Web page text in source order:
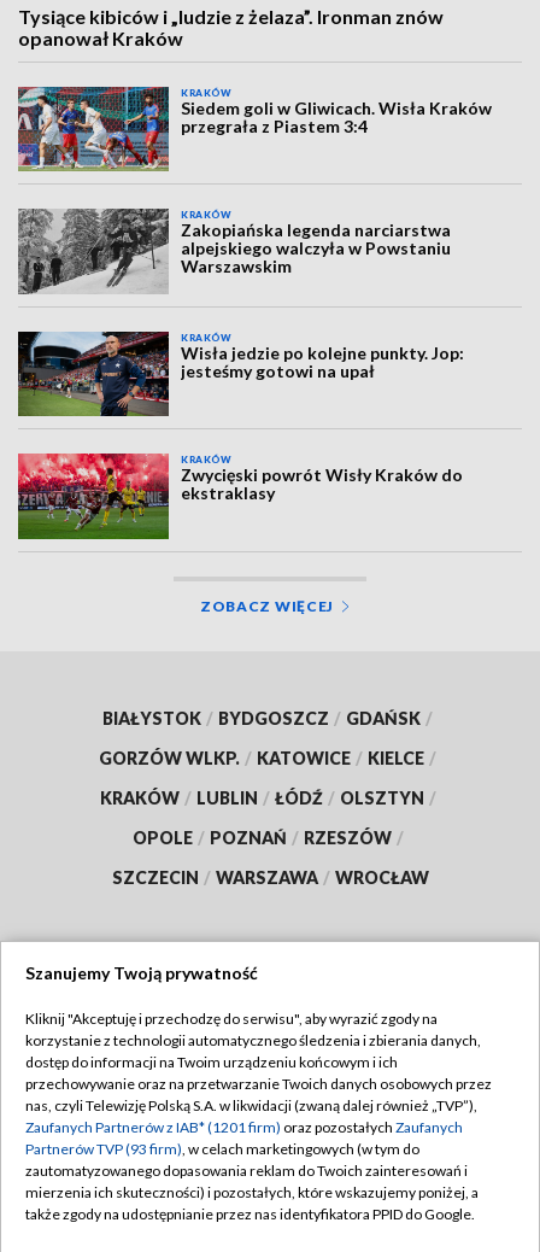
Tysiące kibiców i „ludzie z żelaza”. Ironman znów
opanował Kraków
KRAKÓW
Siedem goli w Gliwicach. Wisła Kraków
przegrała z Piastem 3:4
KRAKÓW
Zakopiańska legenda narciarstwa
alpejskiego walczyła w Powstaniu
Warszawskim
KRAKÓW
Wisła jedzie po kolejne punkty. Jop:
jesteśmy gotowi na upał
KRAKÓW
Zwycięski powrót Wisły Kraków do
ekstraklasy
ZOBACZ WIĘCEJ
BIAŁYSTOK / BYDGOSZCZ / GDAŃSK /
GORZÓW WLKP. / KATOWICE / KIELCE /
KRAKÓW / LUBLIN / ŁÓDŹ / OLSZTYN /
OPOLE / POZNAŃ / RZESZÓW /
SZCZECIN / WARSZAWA / WROCŁAW
TVP
Abonament TVP
Emisja w TVP
Centrum informacji TVP
Naziemna Telewizja Cyfrowa
Regulamin TVP
Polityka prywatności
Moje zgody
Pomoc
Szanujemy Twoją prywatność
Kliknij "Akceptuję i przechodzę do serwisu", aby wyrazić zgody na
korzystanie z technologii automatycznego śledzenia i zbierania danych,
dostęp do informacji na Twoim urządzeniu końcowym i ich
przechowywanie oraz na przetwarzanie Twoich danych osobowych przez
nas, czyli Telewizję Polską S.A. w likwidacji (zwaną dalej również „TVP”),
Zaufanych Partnerów z IAB* (1201 firm) oraz pozostałych Zaufanych
Partnerów TVP (93 firm), w celach marketingowych (w tym do
zautomatyzowanego dopasowania reklam do Twoich zainteresowań i
mierzenia ich skuteczności) i pozostałych, które wskazujemy poniżej, a
także zgody na udostępnianie przez nas identyfikatora PPID do Google.